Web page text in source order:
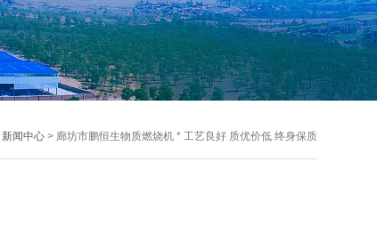
新闻中心> 廊坊市鹏恒生物质燃烧机 * 工艺良好 质优价低 终身保质